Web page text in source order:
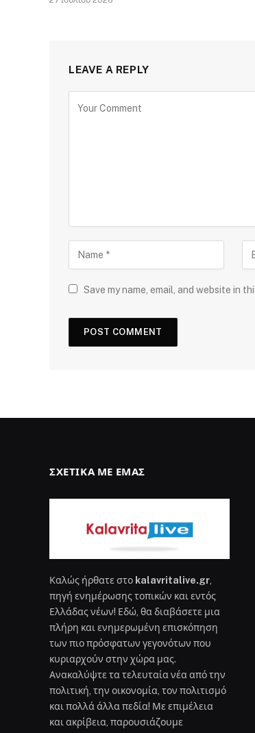
LEAVE A REPLY
Save my name, email, and website in
ΣΧΕΤΙΚΆ ΜΕ ΕΜΆΣ
Καλώς ήρθατε στο kalavritalive.gr
πηγή ενημέρωσης τοπικών και εντός
Ελλάδας νέων! Εδώ, θα διαβάσετε μια
πλήρη και ενημερωμένη επισκόπηση
των πιο πρόσφατων γεγονότων που
κυριαρχούν στην χώρα μας.
Ανακαλύψτε τα τελευταία νέα από την
πολιτική, την οικονομία, τον πολιτισμό
και πολλά άλλα πεδία! Με επιμέλεια
και ακρίβεια, παρουσιάζουμε